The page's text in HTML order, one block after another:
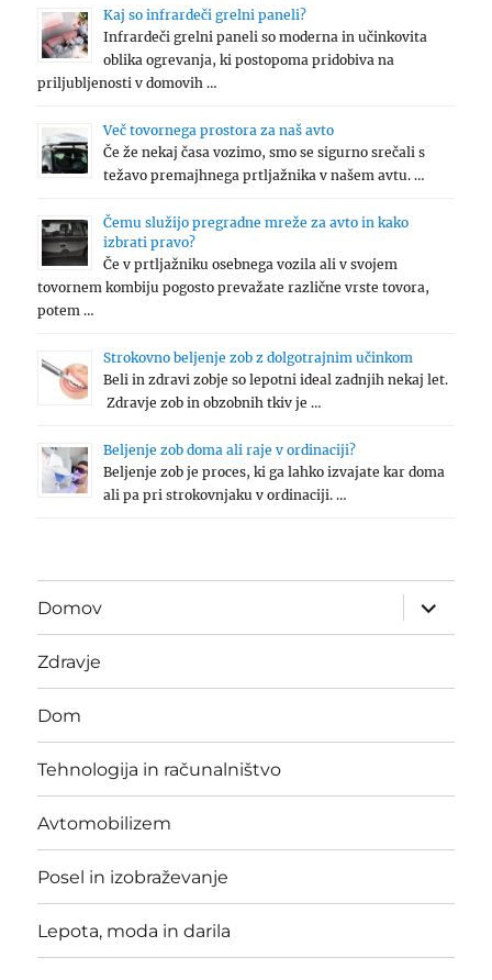
Kaj so infrardeči grelni paneli?
Infrardeči grelni paneli so moderna in učinkovita
oblika ogrevanja, ki postopoma pridobiva na
priljubljenosti v domovih …
Več tovornega prostora za naš avto
Če že nekaj časa vozimo, smo se sigurno srečali s
težavo premajhnega prtljažnika v našem avtu. …
Čemu služijo pregradne mreže za avto in kako
izbrati pravo?
Če v prtljažniku osebnega vozila ali v svojem
tovornem kombiju pogosto prevažate različne vrste tovora,
potem …
Strokovno beljenje zob z dolgotrajnim učinkom
Beli in zdravi zobje so lepotni ideal zadnjih nekaj let.
Zdravje zob in obzobnih tkiv je …
Beljenje zob doma ali raje v ordinaciji?
Beljenje zob je proces, ki ga lahko izvajate kar doma
ali pa pri strokovnjaku v ordinaciji. …
Domov
expand
child
menu
Zdravje
Dom
Tehnologija in računalništvo
Avtomobilizem
Posel in izobraževanje
Lepota, moda in darila